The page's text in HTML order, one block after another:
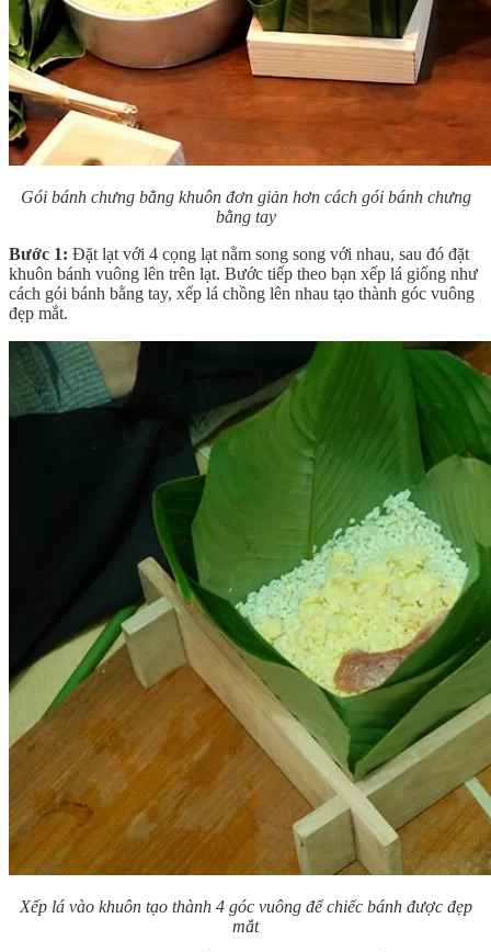
Gói bánh chưng bằng khuôn đơn giản hơn cách gói bánh chưng
bằng tay
Bước 1: Đặt lạt với 4 cọng lạt nằm song song với nhau, sau đó đặt
khuôn bánh vuông lên trên lạt. Bước tiếp theo bạn xếp lá giống như
cách gói bánh bằng tay, xếp lá chồng lên nhau tạo thành góc vuông
đẹp mắt.
Xếp lá vào khuôn tạo thành 4 góc vuông để chiếc bánh được đẹp
mắt